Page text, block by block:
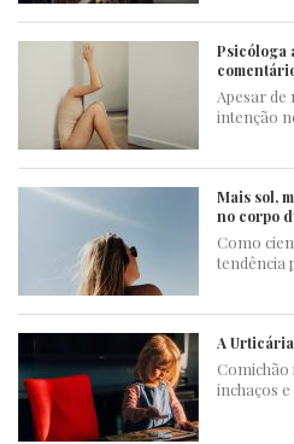
Psicóloga
Apesar de
intenção
Mais sol,
no corpo
Como
tendência
A
Comichão
inchaços